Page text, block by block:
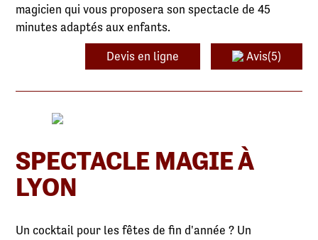
magicien qui vous proposera son spectacle de 45
minutes adaptés aux enfants.
Devis en ligne Avis(5)
SPECTACLE MAGIE À
LYON
Un cocktail pour les fêtes de fin d'année ? Un